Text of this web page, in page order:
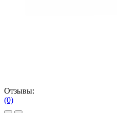
Отзывы:
(0)